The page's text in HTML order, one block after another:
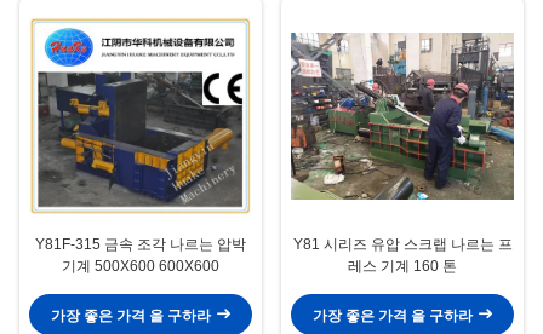
Y81F-315 금속 조각 나르는 압박
기계 500X600 600X600
가장 좋은 가격 을 구하라
Y81 시리즈 유압 스크랩 나르는 프
레스 기계 160 톤
가장 좋은 가격 을 구하라